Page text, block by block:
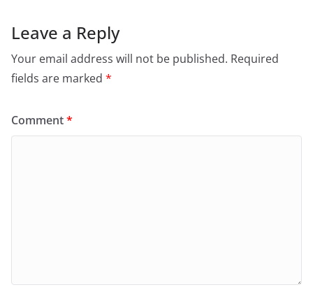
Leave a Reply
Your email address will not be published. Required
fields are marked *
Comment*